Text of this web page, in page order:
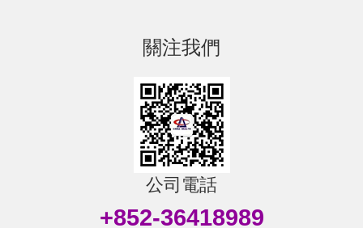
關注我們
公司電話
+852-36418989